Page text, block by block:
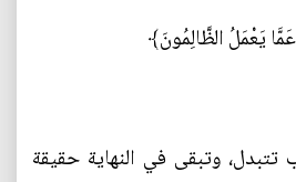
يَعْمَلُ الظَّالِمُونَ﴾
تتبدل، وتبقى في النهاية حقيقة